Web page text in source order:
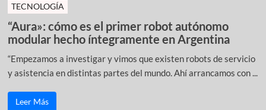
TECNOLOGÍA
“Aura»: cómo es el primer robot autónomo
modular hecho íntegramente en Argentina
“Empezamos a investigar y vimos que existen robots de servicio
y asistencia en distintas partes del mundo. Ahí arrancamos con ...
Leer Más